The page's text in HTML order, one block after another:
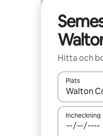
Hitta och
Plats
När
Incheckning